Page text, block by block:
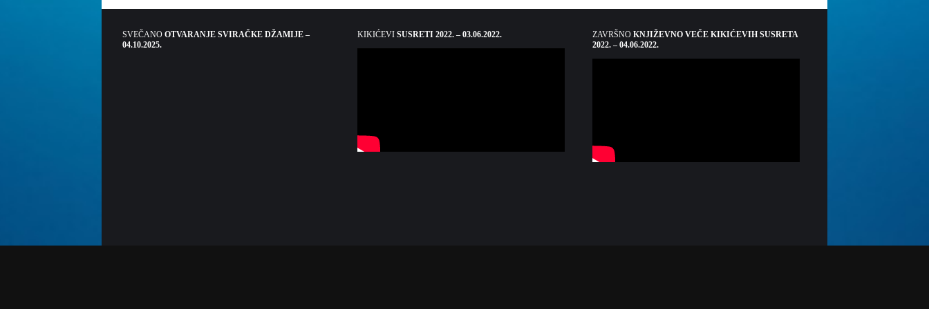
SVEČANO OTVARANJE SVIRAČKE DŽAMIJE –
04.10.2025.
KIKIĆEVI SUSRETI 2022. – 03.06.2022. ZAVRŠNO KNJIŽEVNO VEČE KIKIĆEVIH SUSRETA
2022. – 04.06.2022.